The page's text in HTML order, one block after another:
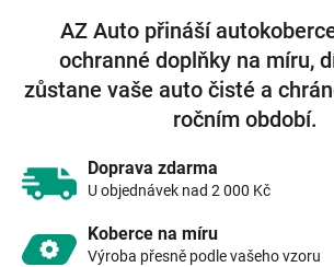
á
d
a
c
p
k
ý
AZ Auto přináší
ochranné doplňky na míru,
zůstane vaše auto čisté a
ročním období.
Doprava zdarma
U objednávek nad 2 000 Kč
Koberce na míru
Výroba přesně podle vašeho vzoru